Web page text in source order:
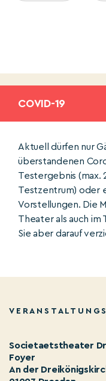
COVID-19
Aktuell dürfen nur
überstandenen
Testergebnis (max.
Testzentrum) oder
Vorstellungen. Die
Theater als auch
Sie aber darauf
Societaetstheater
Foyer
An der